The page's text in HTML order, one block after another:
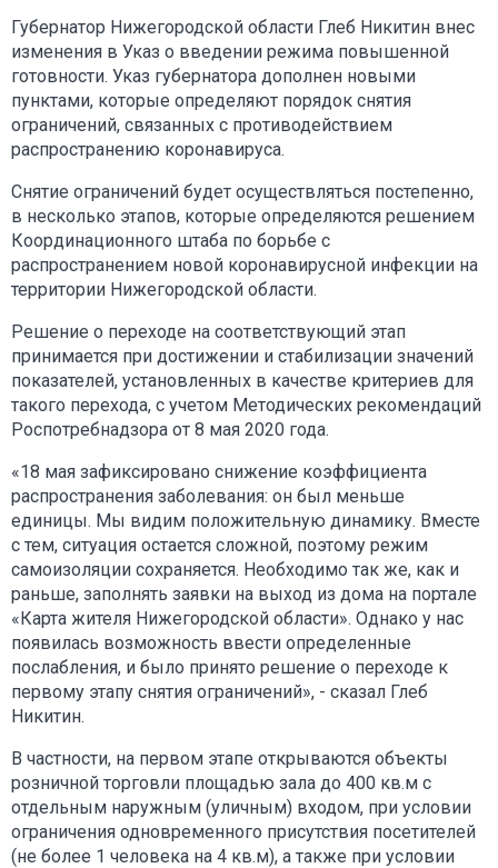
Губернатор Нижегородской области Глеб Никитин внес
изменения в Указ о введении режима повышенной
готовности. Указ губернатора дополнен новыми
пунктами, которые определяют порядок снятия
ограничений, связанных с противодействием
распространению коронавируса.
Снятие ограничений будет осуществляться постепенно,
в несколько этапов, которые определяются решением
Координационного штаба по борьбе с
распространением новой коронавирусной инфекции на
территории Нижегородской области.
Решение о переходе на соответствующий этап
принимается при достижении и стабилизации значений
показателей, установленных в качестве критериев для
такого перехода, с учетом Методических рекомендаций
Роспотребнадзора от 8 мая 2020 года.
«18 мая зафиксировано снижение коэффициента
распространения заболевания: он был меньше
единицы. Мы видим положительную динамику. Вместе
с тем, ситуация остается сложной, поэтому режим
самоизоляции сохраняется. Необходимо так же, как и
раньше, заполнять заявки на выход из дома на портале
«Карта жителя Нижегородской области». Однако у нас
появилась возможность ввести определенные
послабления, и было принято решение о переходе к
первому этапу снятия ограничений», - сказал Глеб
Никитин.
В частности, на первом этапе открываются объекты
розничной торговли площадью зала до 400 кв.м с
отдельным наружным (уличным) входом, при условии
ограничения одновременного присутствия посетителей
(не более 1 человека на 4 кв.м), а также при условии